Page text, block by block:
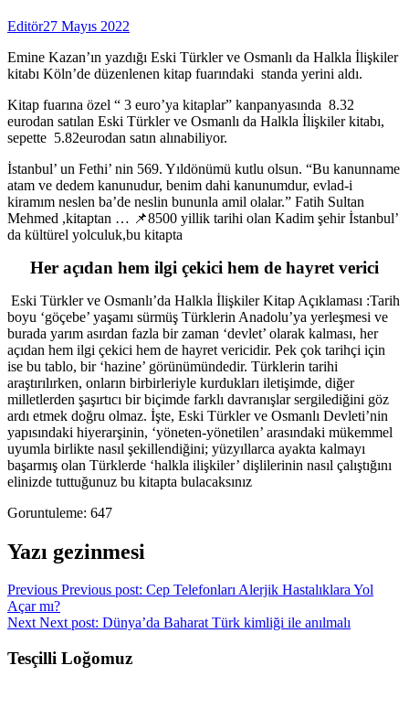
Editör27 Mayıs 2022
Emine Kazan’ın yazdığı Eski Türkler ve Osmanlı da Halkla İlişkiler
kitabı Köln’de düzenlenen kitap fuarındaki standa yerini aldı.
Kitap fuarına özel “ 3 euro’ya kitaplar” kanpanyasında 8.32
eurodan satılan Eski Türkler ve Osmanlı da Halkla İlişkiler kitabı,
sepette 5.82eurodan satın alınabiliyor.
İstanbul’ un Fethi’ nin 569. Yıldönümü kutlu olsun. “Bu kanunname
atam ve dedem kanunudur, benim dahi kanunumdur, evlad-i
kiramım neslen ba’de neslin bununla amil olalar.” ​Fatih Sultan
Mehmed ,kitaptan … 📌8500 yillik tarihi olan Kadim şehir İstanbul’
da kültürel yolculuk,bu kitapta
Her açıdan hem ilgi çekici hem de hayret verici
Eski Türkler ve Osmanlı’da Halkla İlişkiler Kitap Açıklaması :Tarih
boyu ‘göçebe’ yaşamı sürmüş Türklerin Anadolu’ya yerleşmesi ve
burada yarım asırdan fazla bir zaman ‘devlet’ olarak kalması, her
açıdan hem ilgi çekici hem de hayret vericidir. Pek çok tarihçi için
ise bu tablo, bir ‘hazine’ görünümündedir. Türklerin tarihi
araştırılırken, onların birbirleriyle kurdukları iletişimde, diğer
milletlerden şaşırtıcı bir biçimde farklı davranışlar sergilediğini göz
ardı etmek doğru olmaz. İşte, Eski Türkler ve Osmanlı Devleti’nin
yapısındaki hiyerarşinin, ‘yöneten-yönetilen’ arasındaki mükemmel
uyumla birlikte nasıl şekillendiğini; yüzyıllarca ayakta kalmayı
başarmış olan Türklerde ‘halkla ilişkiler’ dişlilerinin nasıl çalıştığını
elinizde tuttuğunuz bu kitapta bulacaksınız
Goruntuleme: 647
Yazı gezinmesi
Previous Previous post: Cep Telefonları Alerjik Hastalıklara Yol
Açar mı?
Next Next post: Dünya’da Baharat Türk kimliği ile anılmalı
Tesçilli Loğomuz